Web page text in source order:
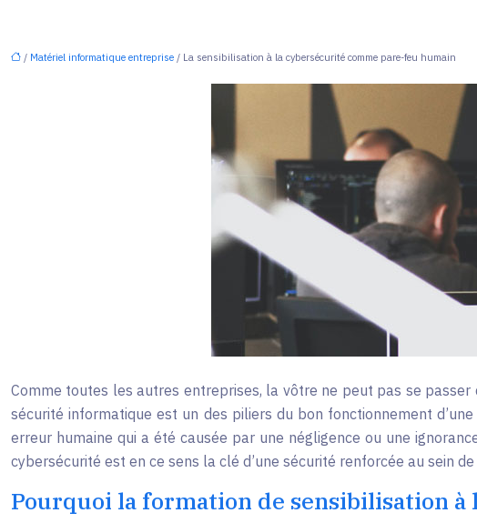
/ Matériel informatique entreprise / La sensibilisation à la cybersécurité comme pare-feu humain
Comme toutes les autres entreprises, la vôtre ne peut pas se
sécurité informatique est un des piliers du bon fonctionnement
erreur humaine qui a été causée par une négligence ou une
cybersécurité est en ce sens la clé d’une sécurité renforcée au sein
Pourquoi la formation de sensibilisation